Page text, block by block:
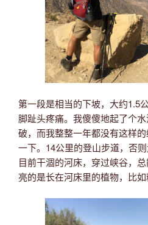
第一段是相当的下坡，大约1.5
脚趾头疼痛。我傻傻地起了个
破，而我整整一年都没有这样
一下。14公里的登山步道，否
目前干涸的河床，穿过峡谷，
亮的是长在河床里的植物，比如